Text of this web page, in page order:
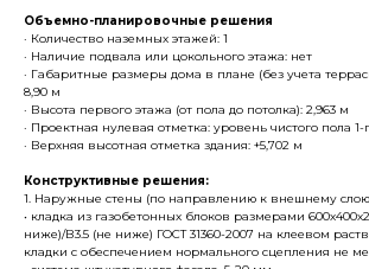
Объемно-планировочные решения
· Количество наземных этажей: 1
· Наличие подвала или цокольного этажа: нет
· Габаритные размеры дома в плане (без учета
8,90 м
· Высота первого этажа (от пола до потолка): 2,963 м
· Проектная нулевая отметка: уровень чистого пола 1-
· Верхняя высотная отметка здания: +5,702 м
Конструктивные решения:
1. Наружные стены (по направлению к внешнему
• кладка из газобетонных блоков размерами
ниже)/В3.5 (не ниже) ГОСТ 31360-2007 на клеевом
кладки с обеспечением нормального сцепления не